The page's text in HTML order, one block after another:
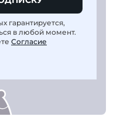
гарантируется,
в любой момент.
Согласие